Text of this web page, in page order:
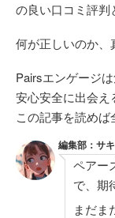
の良い口コミ評
何が正しいのか、
Pairsエンゲージ
安心安全に出会え
この記事を読めば
編集部：サキ
ペアー
で、期
まだま